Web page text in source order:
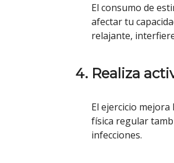
El consumo de
afectar tu
relajante,
Realiza
El ejercicio
física regular
infecciones.